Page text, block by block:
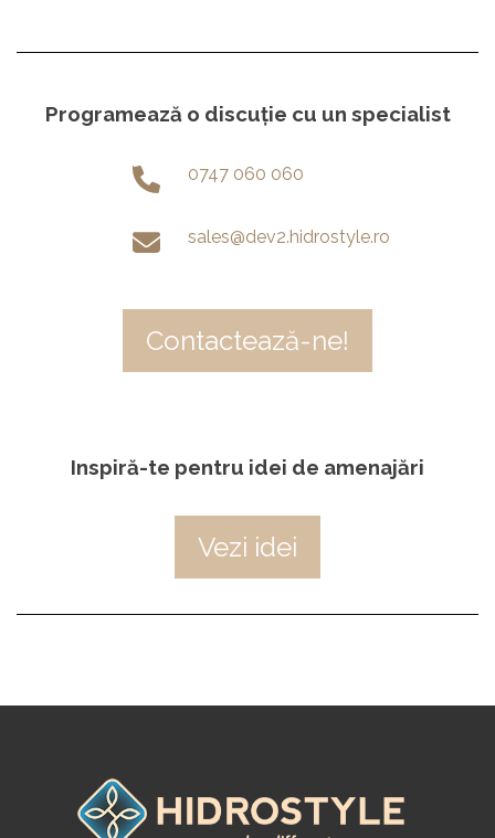
Programează o discuție cu un specialist
0747 060 060
sales@dev2.hidrostyle.ro
Contactează-ne!
Inspiră-te pentru idei de amenajări
Vezi idei